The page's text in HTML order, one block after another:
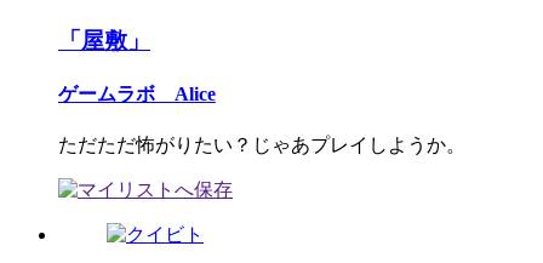
「屋敷」
ゲームラボ Alice
ただただ怖がりたい？じゃあプレイしようか。